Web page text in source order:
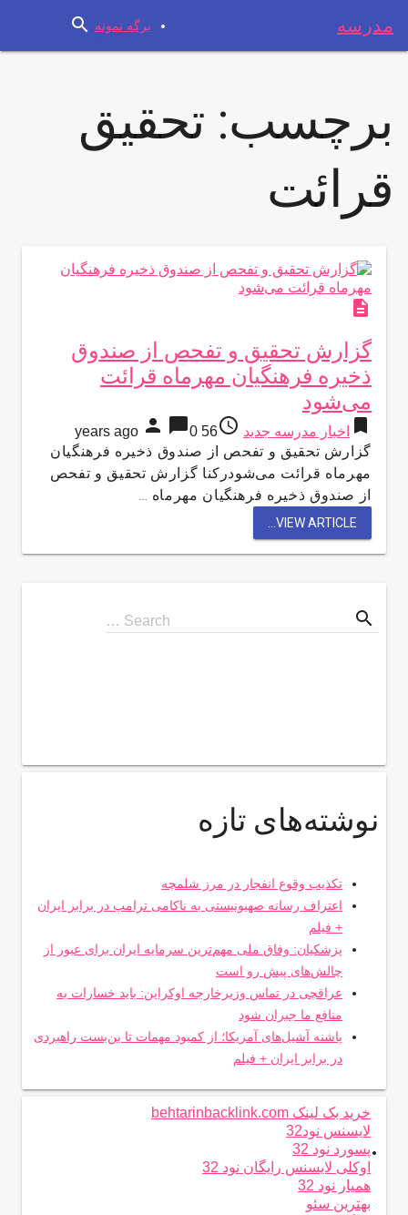
مدرسه برگه نمونه search
برچسب: تحقیق
قرائت
description
گزارش تحقیق و تفحص از صندوق
ذخیره فرهنگیان مهرماه قرائت
می‌شود
bookmark اخبار مدرسه جدید access_time
56 years ago
person chat_bubble0
گزارش تحقیق و تفحص از صندوق ذخیره فرهنگیان
مهرماه قرائت می‌شودرکنا گزارش تحقیق و تفحص
از صندوق ذخیره فرهنگیان مهرماه …
VIEW ARTICLE...
Search
for
Search … search
نوشته‌های تازه
تکذیب وقوع انفجار در مرز شلمچه
اعتراف رسانه صهیونیستی به ناکامی ترامپ در برابر ایران
+ فیلم
پزشکیان: وفاق ملی مهم‌ترین سرمایه ایران برای عبور از
چالش‌های پیش رو است
عراقچی در تماس وزیرخارجه اوکراین: باید خسارات به
منافع ما جبران شود
پاشنه آشیل‌های آمریکا؛ از کمبود مهمات تا بن‌بست راهبردی
در برابر ایران + فیلم
.
خرید بک لینک behtarinbacklink.com
لایسنس نود32
پسورد نود 32
اوکلی لایسنس رایگان نود 32
همیار نود 32
بهترین سئو